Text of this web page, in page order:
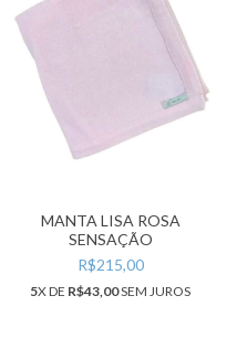
MANTA LISA ROSA
SENSAÇÃO
R$215,00
5X DE R$43,00SEM JUROS